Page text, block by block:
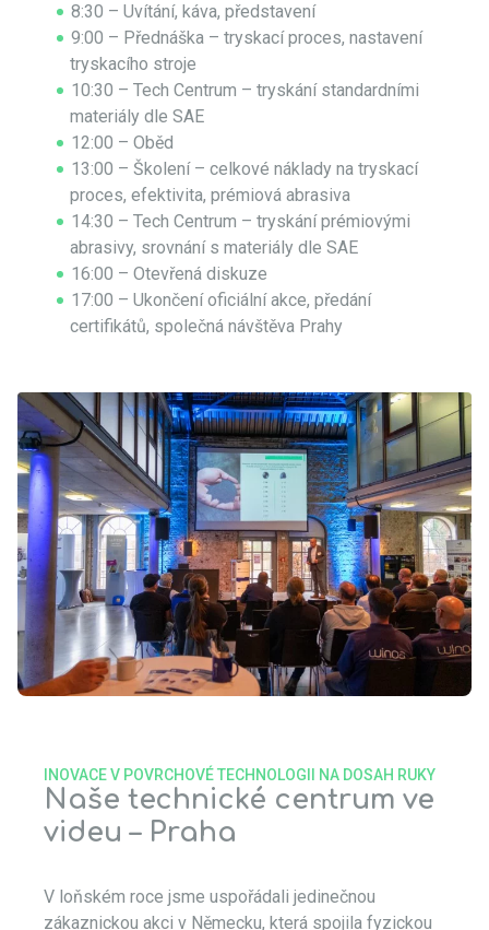
8:30 – Uvítání, káva, představení
9:00 – Přednáška – tryskací proces, nastavení
tryskacího stroje
10:30 – Tech Centrum – tryskání standardními
materiály dle SAE
12:00 – Oběd
13:00 – Školení – celkové náklady na tryskací
proces, efektivita, prémiová abrasiva
14:30 – Tech Centrum – tryskání prémiovými
abrasivy, srovnání s materiály dle SAE
16:00 – Otevřená diskuze
17:00 – Ukončení oficiální akce, předání
certifikátů, společná návštěva Prahy
Naše technické centrum ve
videu – Praha
INOVACE V POVRCHOVÉ TECHNOLOGII NA DOSAH RUKY
V loňském roce jsme uspořádali jedinečnou
zákaznickou akci v Německu, která spojila fyzickou